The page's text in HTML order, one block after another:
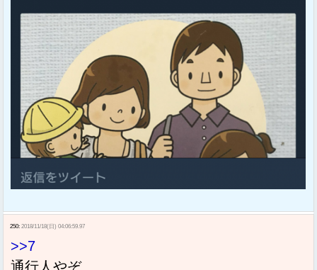
250: 2018/11/18(日) 04:06:59.97
>>7
通行人やぞ